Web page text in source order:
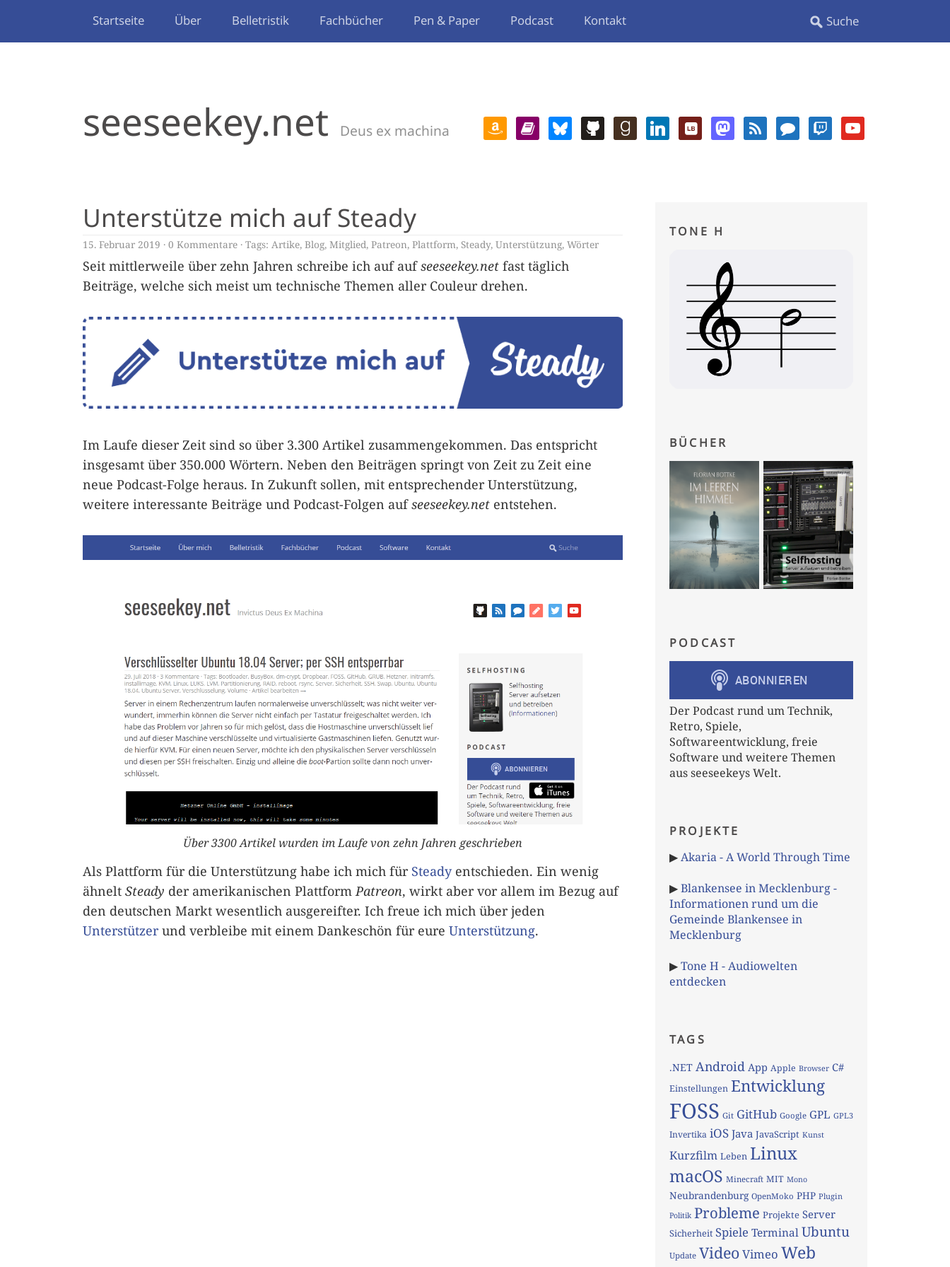
Startseite Über Belletristik Fachbücher Pen & Paper Podcast Kontakt
seeseekey.net Deus ex machina
Unterstütze mich auf Steady
15. Februar 2019 0 Kommentare Tags: Artike, Blog, Mitglied, Patreon, Plattform, Steady, Unterstützung, Wörter
Seit mittlerweile über zehn Jahren schreibe ich auf aufseeseekey.net fast täglich
Beiträge, welche sich meist um technische Themen aller Couleur drehen.
Im Laufe dieser Zeit sind so über 3.300 Artikel zusammengekommen. Das entspricht
insgesamt über 350.000 Wörtern. Neben den Beiträgen springt von Zeit zu Zeit eine
neue Podcast-Folge heraus. In Zukunft sollen, mit entsprechender Unterstützung,
weitere interessante Beiträge und Podcast-Folgen aufseeseekey.net entstehen.
Über 3300 Artikel wurden im Laufe von zehn Jahren geschrieben
Als Plattform für die Unterstützung habe ich mich für Steady entschieden. Ein wenig
ähnelt Steady der amerikanischen PlattformPatreon, wirkt aber vor allem im Bezug auf
den deutschen Markt wesentlich ausgereifter. Ich freue ich mich über jeden
Unterstützerund verbleibe mit einem Dankeschön für eure Unterstützung.
TONE H
BÜCHER
PODCAST
Der Podcast rund um Technik,
Retro, Spiele,
Softwareentwicklung, freie
Software und weitere Themen
aus seeseekeys Welt.
PROJEKTE
▶Akaria - A World Through Time
▶Blankensee in Mecklenburg -
Informationen rund um die
Gemeinde Blankensee in
Mecklenburg
▶Tone H - Audiowelten
entdecken
TAGS
.NET Android App Apple Browser C#
Einstellungen Entwicklung
FOSS Git GitHub Google GPL GPL3
Invertika iOS Java JavaScript Kunst
Kurzfilm Leben Linux
macOS Minecraft MIT Mono
Neubrandenburg OpenMoko PHP Plugin
Politik Probleme Projekte Server
Sicherheit Spiele TerminalUbuntu
Update VideoVimeo Web